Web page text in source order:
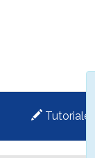
Tutoriales